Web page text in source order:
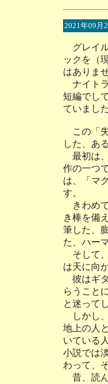
2021年09月
グレイル
ックを（
はありませ
ナイトラ
短編でし
ていまし
この「
した、あ
最初は、
作の一つ
は、「マ
す。
きわめて
き棒を備
筆した、
た、ハー
そして、
は天に向
彼はギタ
らうこと
と迷って
しかし、
地上の人
いている
小説では
わって、
昔、読ん